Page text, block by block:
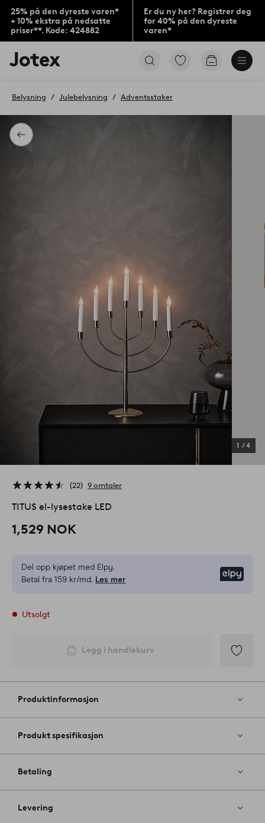
25% på den dyreste varen*
+ 10% ekstra på nedsatte
priser**. Kode: 424882
Er du ny her? Registrer deg
for 40% på den dyreste
varen*
Jotex’
logo
til
Gå
Gå
Tilbake
Belysning Julebelysning Adventsstaker
1 /4
22 9 omtaler
TITUS el-lysestake LED
1,529 NOK
Del opp kjøpet med Elpy.
Betal fra 159 kr/md. Les mer
Utsolgt
Legg i handlekurv
til
Produktinformasjon
Produkt spesifikasjon
Betaling
Levering